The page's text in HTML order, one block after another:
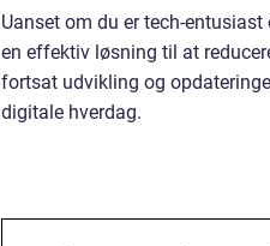
Uanset om du er tech-
en effektiv løsning til at
fortsat udvikling og
digitale hverdag.